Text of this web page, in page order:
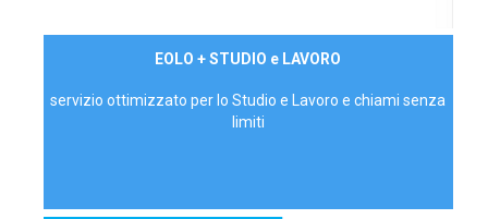
EOLO + STUDIO e LAVORO
servizio ottimizzato per lo Studio e Lavoro e chiami senza
limiti